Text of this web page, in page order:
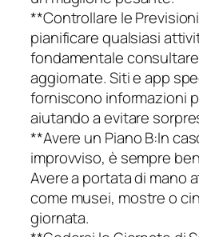
**Controllare le
pianificare qualsiasi
fondamentale
aggiornate. Siti e app
forniscono informazioni
aiutando a evitare
**Avere un Piano B:In
improvviso, è sempre
Avere a portata di mano
come musei, mostre o
giornata.